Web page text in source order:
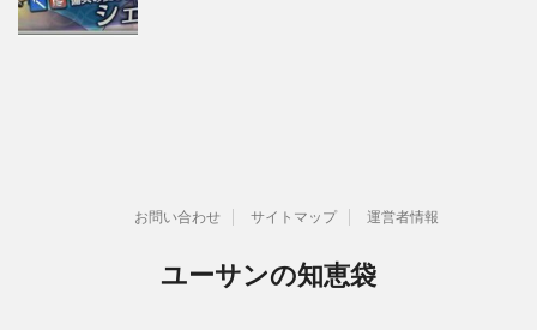
お問い合わせ サイトマップ 運営者情報
ユーサンの知恵袋